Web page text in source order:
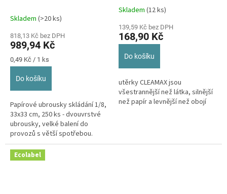
Skladem (>20 ks)
818,13 Kč bez DPH
989,94 Kč
Měrná
cena:
0,49 Kč / 1 ks
Do košíku
Papírové ubrousky skládání 1/8,
33x33 cm, 250 ks - dvouvrstvé
ubrousky, velké balení do
provozů s větší spotřebou.
Balení 7 ks v balíčích po 250 ks.
(50útržků)
Průměrné
produktu
je
5
hvězdiček.
Skladem (12 ks)
139,59 Kč bez DPH
168,90 Kč
Do košíku
utěrky CLEAMAX jsou
všestrannější než látka, silnější
než papír a levnější než obojí
Ecolabel